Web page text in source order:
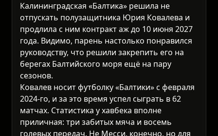
Калининградская «Балтика» решила не
отпускать полузащитника Юрия Ковалева и
продлила с ним контракт аж до 10 июня 2027
года. Видимо, парень настолько понравился
руководству, что решили закрепить его на
берегах Балтийского моря ещё на пару
сезонов.
Ковалев носит футболку «Балтики» с февраля
2024-го, и за это время успел сыграть в 62
матчах. Статистика у хавбека вполне
приличная: три забитых мяча и восемь
голевых передач. Не Месси, конечно, но для